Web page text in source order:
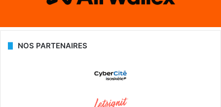
NOS PARTENAIRES